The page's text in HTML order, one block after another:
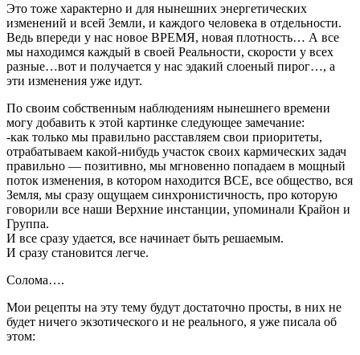
Это тоже характерно и для нынешних энергетических
изменений и всей Земли, и каждого человека в отдельности.
Ведь впереди у нас новое ВРЕМЯ, новая плотность… А все
мы находимся каждый в своей Реальности, скорости у всех
разные…вот и получается у нас эдакий слоеный пирог…, а
эти изменения уже идут.
По своим собственным наблюдениям нынешнего времени
могу добавить к этой картинке следующее замечание:
-как только мы правильно расставляем свои приоритеты,
отрабатываем какой-нибудь участок своих кармических задач
правильно — позитивно, мы мгновенно попадаем в мощный
поток изменения, в котором находится ВСЕ, все общество, вся
Земля, мы сразу ощущаем синхронистичность, про которую
говорили все наши Верхние инстанции, упоминали Крайон и
Группа.
И все сразу удается, все начинает быть решаемым.
И сразу становится легче.
Солома….
Мои рецепты на эту тему будут достаточно просты, в них не
будет ничего экзотического и не реального, я уже писала об
этом: